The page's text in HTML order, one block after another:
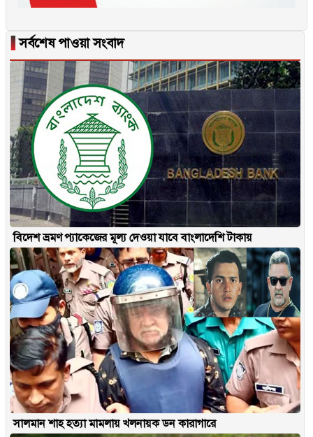
▐সর্বশেষ পাওয়া সংবাদ
বিদেশ ভ্রমণ প্যাকেজের মূল্য দেওয়া যাবে বাংলাদেশি টাকায়
সালমান শাহ হত্যা মামলায় খলনায়ক ডন কারাগারে